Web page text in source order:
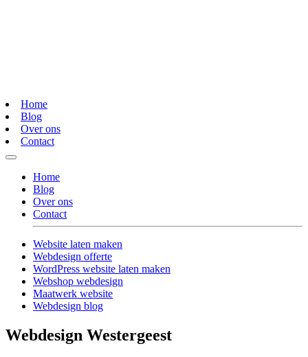
Home
Blog
Over ons
Contact
Home
Blog
Over ons
Contact
Website laten maken
Webdesign offerte
WordPress website laten maken
Webshop webdesign
Maatwerk website
Webdesign blog
Webdesign Westergeest